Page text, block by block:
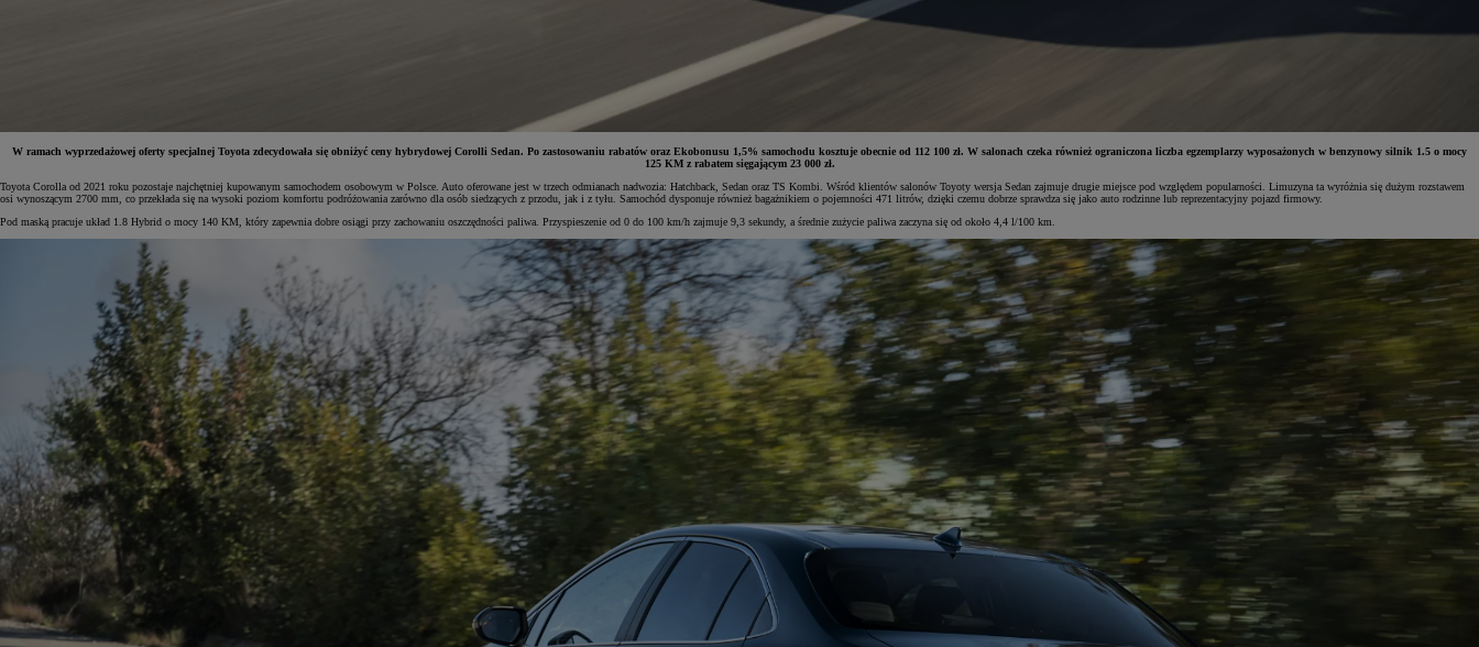
Yaris Cross
W ramach wyprzedażowej oferty specjalnej Toyota zdecydowała się obniżyć ceny hybrydowej Corolli Sedan. Po zastosowaniu rabatów oraz Ekobonusu 1,5% samochodu kosztuje obecnie od 112 100 zł. W salonach czeka również ograniczona liczba egzemplarzy wyposażonych w benzynowy silnik 1.5 o mocy
125 KM z rabatem sięgającym 23 000 zł.
Toyota Corolla od 2021 roku pozostaje najchętniej kupowanym samochodem osobowym w Polsce. Auto oferowane jest w trzech odmianach nadwozia: Hatchback, Sedan oraz TS Kombi. Wśród klientów salonów Toyoty wersja Sedan zajmuje drugie miejsce pod względem popularności. Limuzyna ta wyróżnia się dużym rozstawem
osi wynoszącym 2700 mm, co przekłada się na wysoki poziom komfortu podróżowania zarówno dla osób siedzących z przodu, jak i z tyłu. Samochód dysponuje również bagażnikiem o pojemności 471 litrów, dzięki czemu dobrze sprawdza się jako auto rodzinne lub reprezentacyjny pojazd firmowy.
Pod maską pracuje układ 1.8 Hybrid o mocy 140 KM, który zapewnia dobre osiągi przy zachowaniu oszczędności paliwa. Przyspieszenie od 0 do 100 km/h zajmuje 9,3 sekundy, a średnie zużycie paliwa zaczyna się od około 4,4 l/100 km.